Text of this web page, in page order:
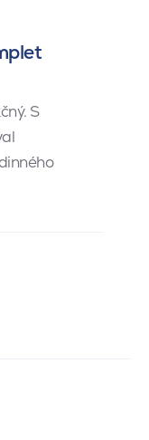
S